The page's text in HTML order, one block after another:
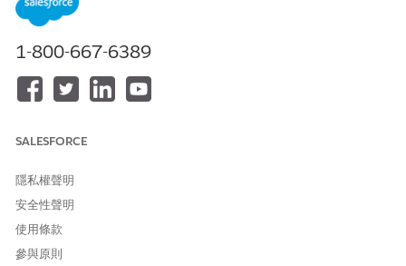
在您設定網站管理的數位體驗之前,請確定您已將 Experience
Cloud 中「網站管理的評估信封」權限集指派給您的使用者。
在「網站管理」引導式設定中,在「設定數位體驗」下,按一下
一下「啟用
「設定外部使用者評估」旁邊的「
啟用外部使用者評估。
在「傳送電子郵件評估流程」中,選取「
件」。請儲存您的變更。
1-800-667-6389
SALESFORCE
隱私權聲明
安全性聲明
使用條款
參與原則